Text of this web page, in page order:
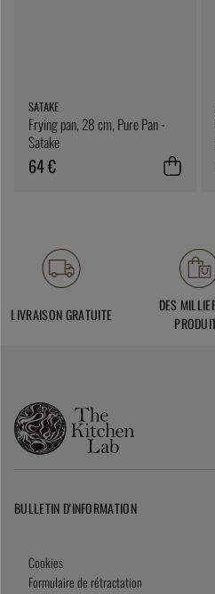
SATAKE
Frying pan, 28 cm, Pure Pan -
Satake
64 €
LIVRAISON GRATUITE
DES
BULLETIN D'INFORMATION
Cookies
Formulaire de rétractation